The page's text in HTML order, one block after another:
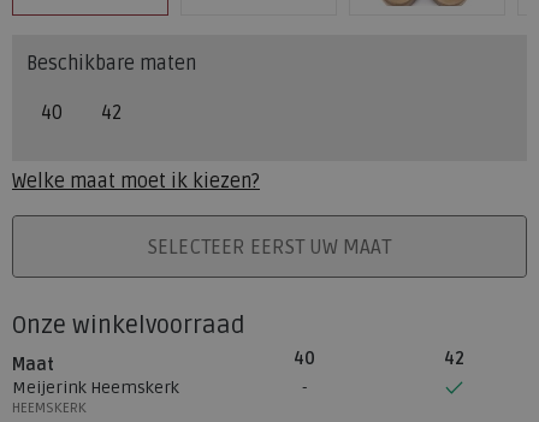
Beschikbare maten
40 42
Welke maat moet ik kiezen?
PLAATS IN WINKELMANDSELECTEER EERST UW MAAT
Onze winkelvoorraad
Maat 40
42
Meijerink Heemskerk
HEEMSKERK